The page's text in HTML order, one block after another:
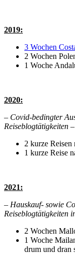
2019:
3 Wochen
2 Wochen
1 Woche
2020:
– Covid-bedingter
Reiseblogtätigkeiten –
2 kurze Reisen
1 kurze Reise
2021:
– Hauskauf- sowie
Reiseblogtätigkeiten
2 Wochen
1 Woche
drum und dran